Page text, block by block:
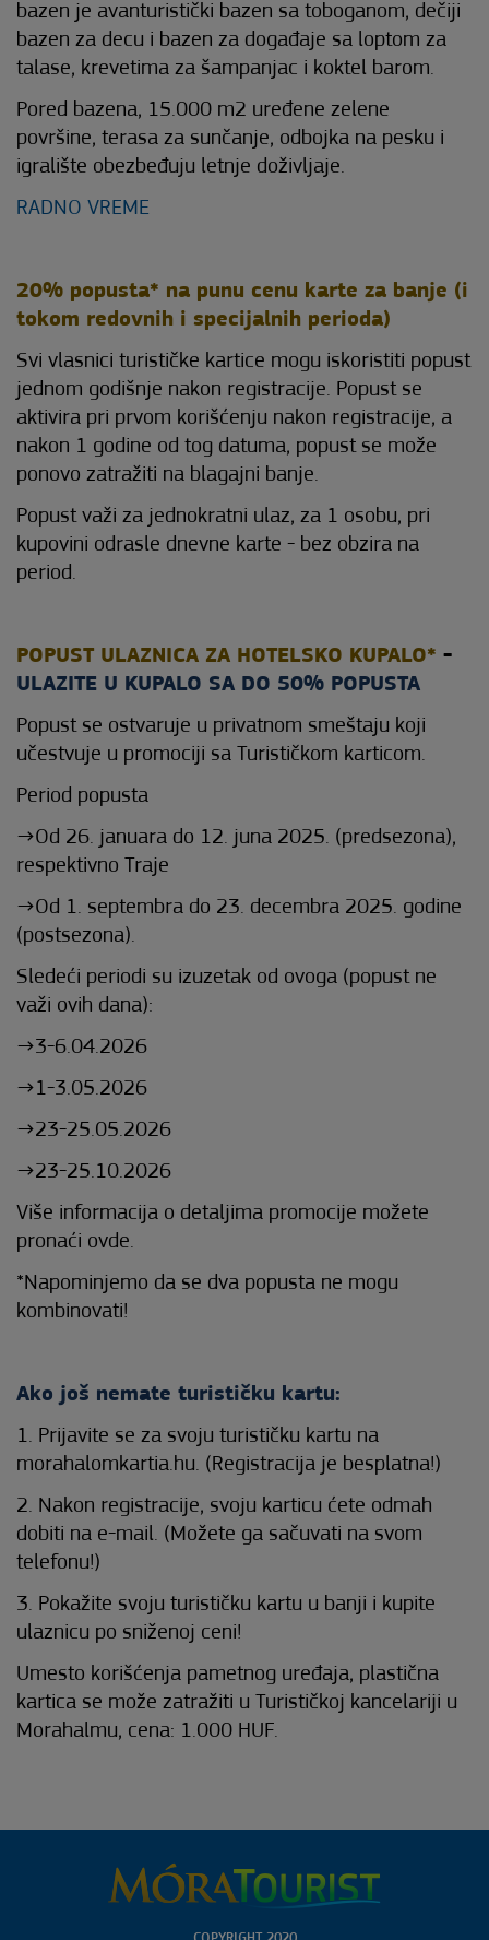
bazen je avanturistički bazen sa toboganom, dečiji
bazen za decu i bazen za događaje sa loptom za
talase, krevetima za šampanjac i koktel barom.
Pored bazena, 15.000 m2 uređene zelene
površine, terasa za sunčanje, odbojka na pesku i
igralište obezbeđuju letnje doživljaje.
RADNO VREME
20% popusta* na punu cenu karte za banje (i
tokom redovnih i specijalnih perioda)
Svi vlasnici turističke kartice mogu iskoristiti popust
jednom godišnje nakon registracije. Popust se
aktivira pri prvom korišćenju nakon registracije, a
nakon 1 godine od tog datuma, popust se može
ponovo zatražiti na blagajni banje.
Popust važi za jednokratni ulaz, za 1 osobu, pri
kupovini odrasle dnevne karte - bez obzira na
period.
POPUST ULAZNICA ZA HOTELSKO KUPALO* -
ULAZITE U KUPALO SA DO 50% POPUSTA
Popust se ostvaruje u privatnom smeštaju koji
učestvuje u promociji sa Turističkom karticom.
Period popusta
→Od 26. januara do 12. juna 2025. (predsezona),
respektivno Traje
→Od 1. septembra do 23. decembra 2025. godine
(postsezona).
Sledeći periodi su izuzetak od ovoga (popust ne
važi ovih dana):
→3-6.04.2026
→1-3.05.2026
→23-25.05.2026
→23-25.10.2026
Više informacija o detaljima promocije možete
pronaći ovde.
*Napominjemo da se dva popusta ne mogu
kombinovati!
Ako još nemate turističku kartu:
1. Prijavite se za svoju turističku kartu na
morahalomkartia.hu. (Registracija je besplatna!)
2. Nakon registracije, svoju karticu ćete odmah
dobiti na e-mail. (Možete ga sačuvati na svom
telefonu!)
3. Pokažite svoju turističku kartu u banji i kupite
ulaznicu po sniženoj ceni!
Umesto korišćenja pametnog uređaja, plastična
kartica se može zatražiti u Turističkoj kancelariji u
Morahalmu, cena: 1.000 HUF.